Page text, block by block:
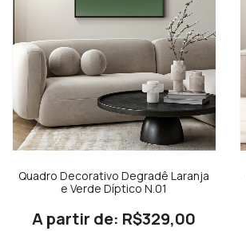
Quadro Decorativo Degradê Laranja
e Verde Díptico N.01
R$329,00